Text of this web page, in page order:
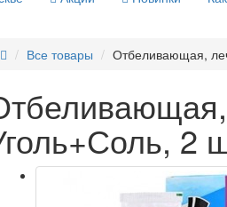
Все товары Отбеливающая,
2